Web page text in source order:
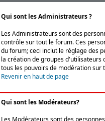
Qui sont les Administrateurs ?
Les Administrateurs sont des
contrôle sur tout le forum. Ces
du forum; ceci inclut le réglage des
la création de groupes d'utilisateurs
tous les pouvoirs de modération sur
Revenir en haut de page
Qui sont les Modérateurs?
Les Modérateurs sont des